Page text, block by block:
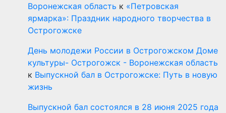
Воронежская область к «Петровская
ярмарка»: Праздник народного творчества в
Острогожске
День молодежи России в Острогожском Доме
культуры- Острогожск - Воронежская область
к Выпускной бал в Острогожске: Путь в новую
жизнь
Выпускной бал состоялся в 28 июня 2025 года